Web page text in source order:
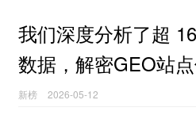
我们深度分析了超
数据，解密GEO站
新榜 2026-05-12